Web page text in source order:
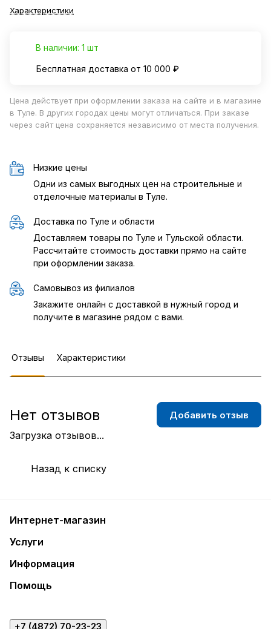
Характеристики
В наличии: 1 шт
Бесплатная доставка от 10 000 ₽
Цена действует при оформлении заказа на сайте и в магазине
в Туле. В других городах цены могут отличаться. При заказе
через сайт цена сохраняется независимо от места получения.
Низкие цены
Одни из самых выгодных цен на строительные и
отделочные материалы в Туле.
Доставка по Туле и области
Доставляем товары по Туле и Тульской области.
Рассчитайте стоимость доставки прямо на сайте
при оформлении заказа.
Самовывоз из филиалов
Закажите онлайн с доставкой в нужный город и
получите в магазине рядом с вами.
Отзывы Характеристики
Загрузка отзывов...
Нет отзывов Добавить отзыв
Назад к списку
Интернет-магазин
Услуги
Информация
Помощь
+7 (4872) 70-23-23